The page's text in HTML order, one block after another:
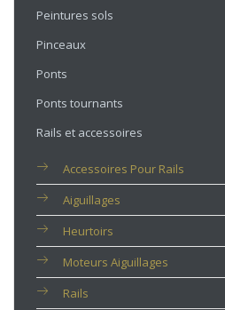
Peintures sols
Pinceaux
Ponts
Ponts tournants
Rails et accessoires
Accessoires Pour Rails
Aiguillages
Heurtoirs
Moteurs Aiguillages
Rails